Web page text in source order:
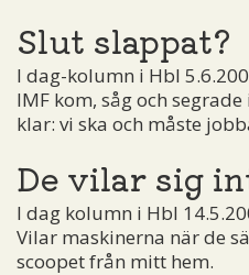
Slut slappat?
I dag-kolumn i Hbl
IMF kom, såg och
klar: vi ska och måste
De vilar sig
I dag kolumn i Hbl
Vilar maskinerna när de
scoopet från mitt hem.